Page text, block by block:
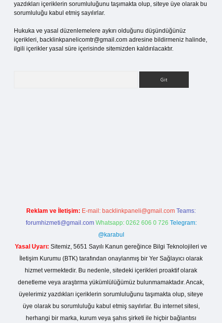
yazdıkları içeriklerin sorumluluğunu taşımakta olup, siteye üye olarak bu
sorumluluğu kabul etmiş sayılırlar.
Hukuka ve yasal düzenlemelere aykırı olduğunu düşündüğünüz
içerikleri, backlinkpanelicomtr@gmail.com adresine bildirmeniz halinde,
ilgili içerikler yasal süre içerisinde sitemizden kaldırılacaktır.
Reklam ve İletişim: E-mail: backlinkpaneli@gmail.com Teams:
forumhizmeti@gmail.com Whatsapp: 0262 606 0 726 Telegram:
@karabul
Yasal Uyarı: Sitemiz, 5651 Sayılı Kanun gereğince Bilgi Teknolojileri ve
İletişim Kurumu (BTK) tarafından onaylanmış bir Yer Sağlayıcı olarak
hizmet vermektedir. Bu nedenle, sitedeki içerikleri proaktif olarak
denetleme veya araştırma yükümlülüğümüz bulunmamaktadır. Ancak,
üyelerimiz yazdıkları içeriklerin sorumluluğunu taşımakta olup, siteye
üye olarak bu sorumluluğu kabul etmiş sayılırlar. Bu internet sitesi,
herhangi bir marka, kurum veya şahıs şirketi ile hiçbir bağlantısı